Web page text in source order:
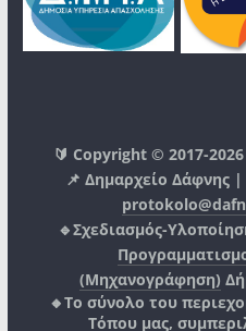
🔰 Copyright © 2017-
📌 Δημαρχείο Δάφνης
🔹Σχεδιασμός-
(Μηχανογράφηση)
🔸Το σύνολο του
Τόπου μας,